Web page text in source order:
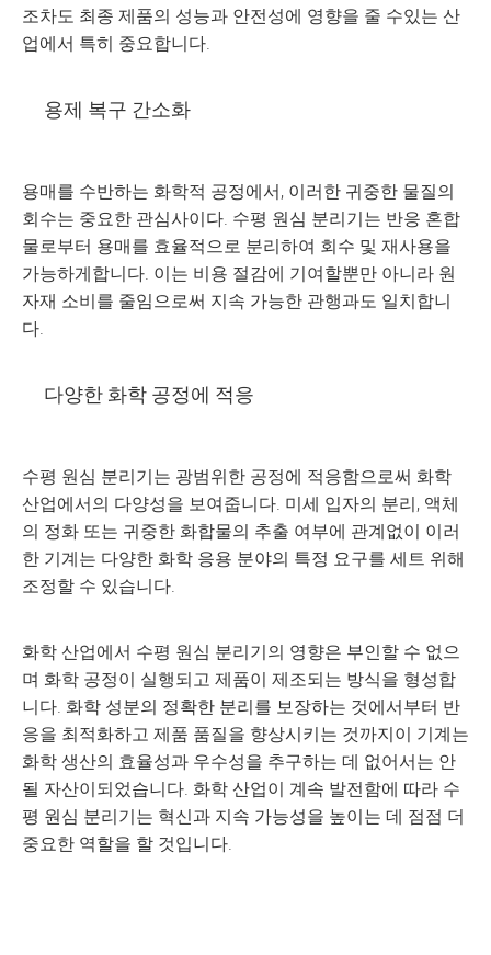
조차도 최종 제품의 성능과 안전성에 영향을 줄 수있는 산
업에서 특히 중요합니다.
용제 복구 간소화
용매를 수반하는 화학적 공정에서, 이러한 귀중한 물질의
회수는 중요한 관심사이다. 수평 원심 분리기는 반응 혼합
물로부터 용매를 효율적으로 분리하여 회수 및 재사용을
가능하게합니다. 이는 비용 절감에 기여할뿐만 아니라 원
자재 소비를 줄임으로써 지속 가능한 관행과도 일치합니
다.
다양한 화학 공정에 적응
수평 원심 분리기는 광범위한 공정에 적응함으로써 화학
산업에서의 다양성을 보여줍니다. 미세 입자의 분리, 액체
의 정화 또는 귀중한 화합물의 추출 여부에 관계없이 이러
한 기계는 다양한 화학 응용 분야의 특정 요구를 세트 위해
조정할 수 있습니다.
화학 산업에서 수평 원심 분리기의 영향은 부인할 수 없으
며 화학 공정이 실행되고 제품이 제조되는 방식을 형성합
니다. 화학 성분의 정확한 분리를 보장하는 것에서부터 반
응을 최적화하고 제품 품질을 향상시키는 것까지이 기계는
화학 생산의 효율성과 우수성을 추구하는 데 없어서는 안
될 자산이되었습니다. 화학 산업이 계속 발전함에 따라 수
평 원심 분리기는 혁신과 지속 가능성을 높이는 데 점점 더
중요한 역할을 할 것입니다.